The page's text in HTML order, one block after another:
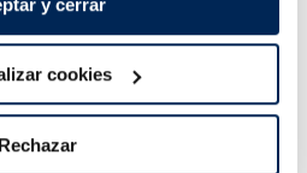
cookies
Rechazar